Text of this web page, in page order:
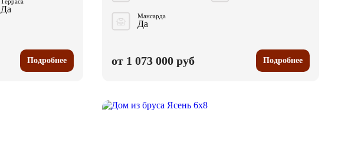
Да
Подробнее
Мансарда
Да
от 1 073 000 руб Подробнее